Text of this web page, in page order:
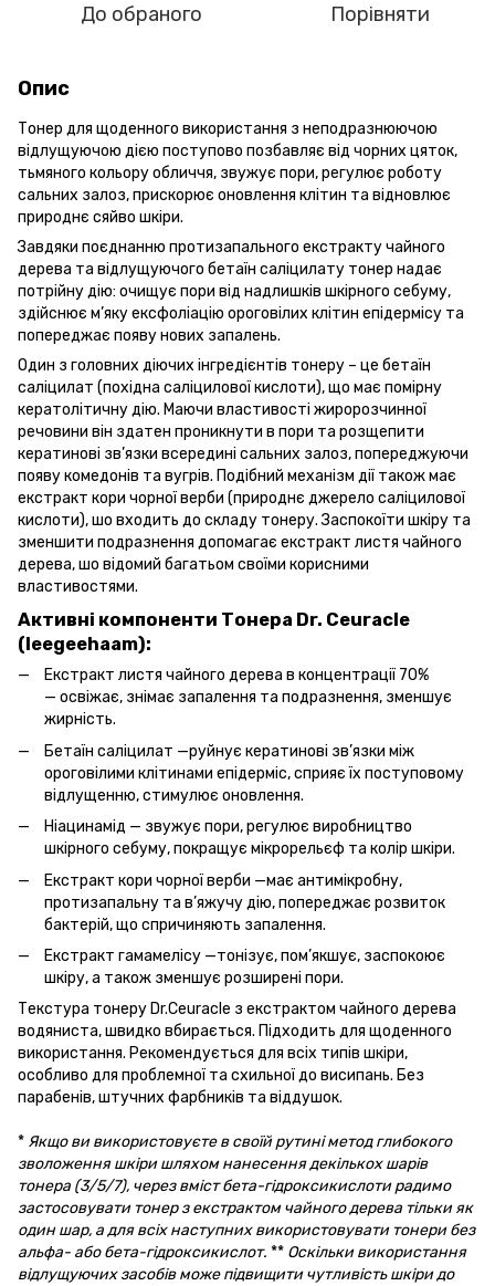
До обраного Порівняти
Опис
Тонер для щоденного використання з неподразнюючою
відлущуючою дією поступово позбавляє від чорних цяток,
тьмяного кольору обличчя, звужує пори, регулює роботу
сальних залоз, прискорює оновлення клітин та відновлює
природнє сяйво шкіри.
Завдяки поєднанню протизапального екстракту чайного
дерева та відлущуючого бетаїн саліцилату тонер надає
потрійну дію: очищує пори від надлишків шкірного себуму,
здійснює м’яку ексфоліацію ороговілих клітин епідермісу та
попереджає появу нових запалень.
Один з головних діючих інгредієнтів тонеру – це бетаїн
саліцилат (похідна саліцилової кислоти), що має помірну
кератолітичну дію. Маючи властивості жиророзчинної
речовини він здатен проникнути в пори та розщепити
кератинові зв’язки всередині сальних залоз, попереджуючи
появу комедонів та вугрів. Подібний механізм дії також має
екстракт кори чорної верби (природнє джерело саліцилової
кислоти), шо входить до складу тонеру. Заспокоїти шкіру та
зменшити подразнення допомагає екстракт листя чайного
дерева, шо відомий багатьом своїми корисними
властивостями.
Активні компоненти Тонера Dr. Ceuracle
(leegeehaam):
Екстракт листя чайного дерева в концентрації 70%
— освіжає, знімає запалення та подразнення, зменшує
жирність.
Бетаїн саліцилат —руйнує кератинові зв’язки між
ороговілими клітинами епідерміс, сприяє їх поступовому
відлущенню, стимулює оновлення.
Ніацинамід — звужує пори, регулює виробництво
шкірного себуму, покращує мікрорельєф та колір шкіри.
Екстракт кори чорної верби —має антимікробну,
протизапальну та в’яжучу дію, попереджає розвиток
бактерій, що спричиняють запалення.
Екстракт гамамелісу —тонізує, пом’якшує, заспокоює
шкіру, а також зменшує розширені пори.
Текстура тонеру Dr.Ceuracle з екстрактом чайного дерева
водяниста, швидко вбирається. Підходить для щоденного
використання. Рекомендується для всіх типів шкіри,
особливо для проблемної та схильної до висипань. Без
парабенів, штучних фарбників та віддушок.
* Якщо ви використовуєте в своїй рутині метод глибокого
зволоження шкіри шляхом нанесення декількох шарів
тонера (3/5/7), через вміст бета-гідроксикислоти радимо
застосовувати тонер з екстрактом чайного дерева тільки як
один шар, а для всіх наступних використовувати тонери без
альфа- або бета-гідроксикислот. ** Оскільки використання
відлущуючих засобів може підвищити чутливість шкіри до